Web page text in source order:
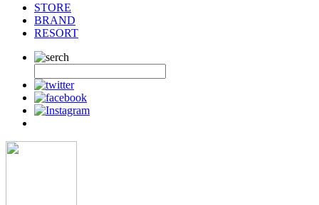
STORE
BRAND
RESORT